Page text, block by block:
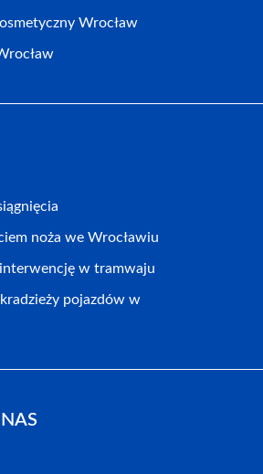
Wrocław
noża we Wrocławiu
w tramwaju
pojazdów w